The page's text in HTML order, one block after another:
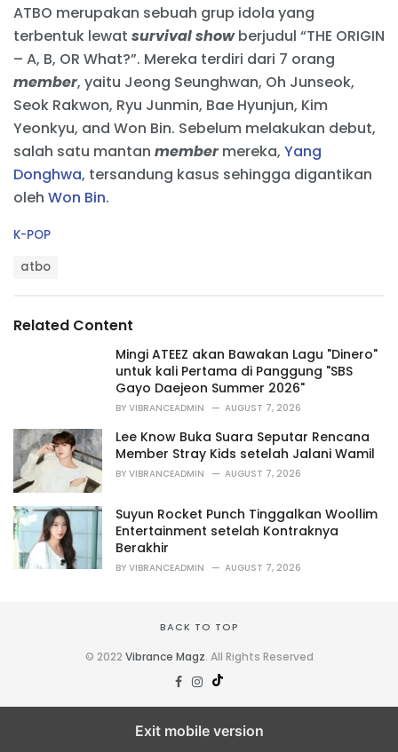
ATBO merupakan sebuah grup idola yang
terbentuk lewat survival showberjudul “THE ORIGIN
– A, B, OR What?”. Mereka terdiri dari 7 orang
member, yaitu Jeong Seunghwan, Oh Junseok,
Seok Rakwon, Ryu Junmin, Bae Hyunjun, Kim
Yeonkyu, and Won Bin. Sebelum melakukan debut,
salah satu mantan membermereka, Yang
Donghwa, tersandung kasus sehingga digantikan
oleh Won Bin.
C
r
K-POP
:
atbo
Related Content
Mingi ATEEZ akan Bawakan Lagu "Dinero"
untuk kali Pertama di Panggung "SBS
Gayo Daejeon Summer 2026"
BY VIBRANCEADMIN AUGUST 7, 2026
Lee Know Buka Suara Seputar Rencana
Member Stray Kids setelah Jalani Wamil
BY VIBRANCEADMIN AUGUST 7, 2026
Suyun Rocket Punch Tinggalkan Woollim
Entertainment setelah Kontraknya
Berakhir
BY VIBRANCEADMIN AUGUST 7, 2026
BACK TO TOP
© 2022 Vibrance Magz. All Rights Reserved
Exit mobile version